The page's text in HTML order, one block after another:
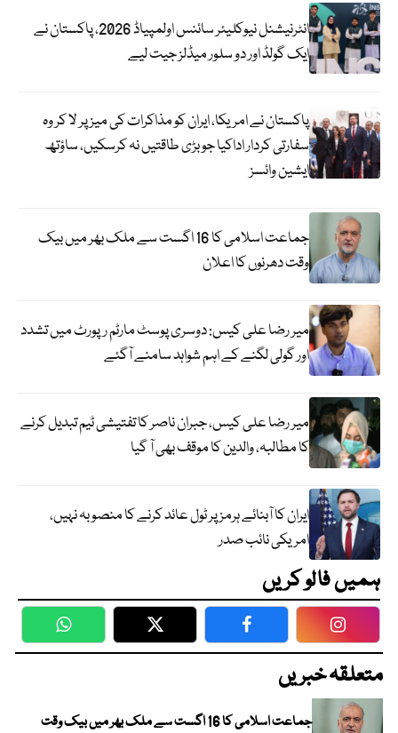
انٹرنیشنل نیوکلیئر سائنس اولمپیاڈ 2026، پاکستان نے
ایک گولڈ اور دو سلور میڈلز جیت لیے
پاکستان نے امریکا، ایران کو مذاکرات کی میز پر لا کر وہ
سفارتی کردار اداکیا جو بڑی طاقتیں نہ کرسکیں، ساؤتھ
ایشین وائسز
جماعت اسلامی کا 16 اگست سے ملک بھر میں بیک
وقت دھرنوں کا اعلان
میر رضا علی کیس: دوسری پوسٹ مارٹم رپورٹ میں تشدد
اور گولی لگنے کے اہم شواہد سامنے آگئے
میر رضا علی کیس، جبران ناصر کا تفتیشی ٹیم تبدیل کرنے
کا مطالبہ، والدین کا موقف بھی آ گیا
ایران کا آبنائے ہرمز پر ٹول عائد کرنے کا منصوبہ نہیں،
امریکی نائب صدر
ہمیں فالو کریں
WhatsApp Twitter Facebook
متعلقہ خبریں
جماعت اسلامی کا 16 اگست سے ملک بھر میں بیک وقت